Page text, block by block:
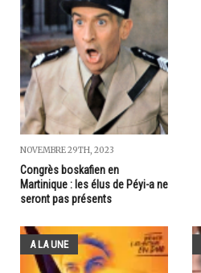
NOVEMBRE 29TH, 2023
Congrès boskafien en
Martinique : les élus de Péyi-a ne
seront pas présents
A LA UNE